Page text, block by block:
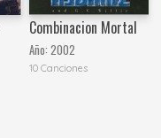
Combinacion Mortal
Año:2002
10 Canciones